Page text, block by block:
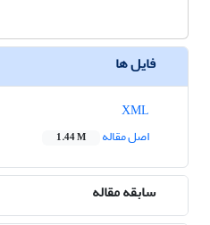
فایل ها
اصل مقاله
1.44 M
سابقه مقاله